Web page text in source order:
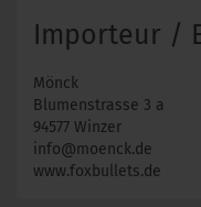
Importeur /
Mönck
Blumenstrasse 3 a
94577 Winzer
info@moenck.de
www.foxbullets.de